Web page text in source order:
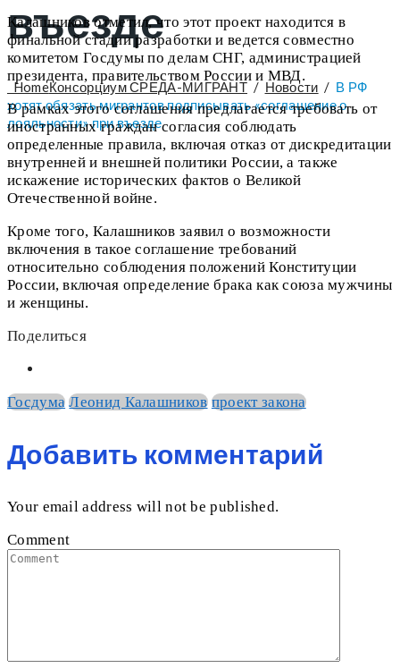
въезде
HomeКонсорциум СРЕДА-МИГРАНТ / Новости / В РФ
хотят обязать мигрантов подписывать «соглашение о
лояльности» при въезде
Калашников отметил, что этот проект находится в
финальной стадии разработки и ведется совместно
комитетом Госдумы по делам СНГ, администрацией
президента, правительством России и МВД.
В рамках этого соглашения предлагается требовать от
иностранных граждан согласия соблюдать
определенные правила, включая отказ от дискредитации
внутренней и внешней политики России, а также
искажение исторических фактов о Великой
Отечественной войне.
Кроме того, Калашников заявил о возможности
включения в такое соглашение требований
относительно соблюдения положений Конституции
России, включая определение брака как союза мужчины
и женщины.
Поделиться
Госдума Леонид Калашников проект закона
Добавить комментарий
Your email address will not be published.
Comment